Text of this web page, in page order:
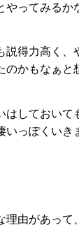
やってみるか
説得力高く、
のかもなぁと
はしておいて
いっぽくいき
理由があって